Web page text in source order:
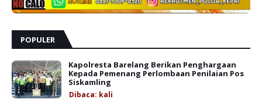
POPULER
Kapolresta Barelang Berikan Penghargaan
Kepada Pemenang Perlombaan Penilaian Pos
Siskamling
Dibaca: kali